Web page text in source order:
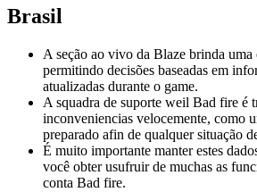
Brasil
A seção ao vivo da Blaze brinda
permitindo decisões baseadas em
atualizadas durante o game.
A squadra de suporte weil Bad fire é
inconveniencias velocemente, como
preparado afin de qualquer situação
É muito importante manter estes
você obter usufruir de muchas as
conta Bad fire.